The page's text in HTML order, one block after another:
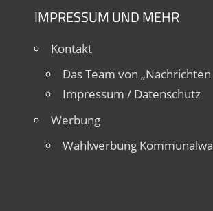
IMPRESSUM UND MEHR
Kontakt
Das Team von
Impressum / Datenschutz
Werbung
Wahlwerbung